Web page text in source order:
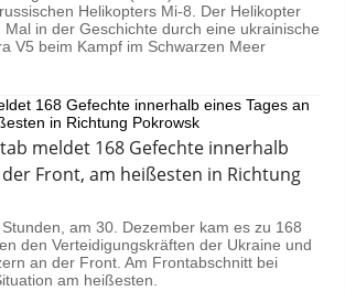
Helikopters Mi-8. Der Helikopter
in der Geschichte durch eine ukrainische
V5 beim Kampf im Schwarzen Meer
meldet 168 Gefechte innerhalb
der Front, am heißesten in Richtung
am 30. Dezember kam es zu 168
den Verteidigungskräften der Ukraine und
an der Front. Am Frontabschnitt bei
am heißesten.